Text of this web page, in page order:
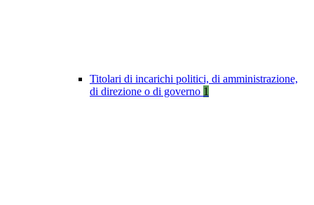
Titolari di incarichi politici, di amministrazione,
di direzione o di governo 1